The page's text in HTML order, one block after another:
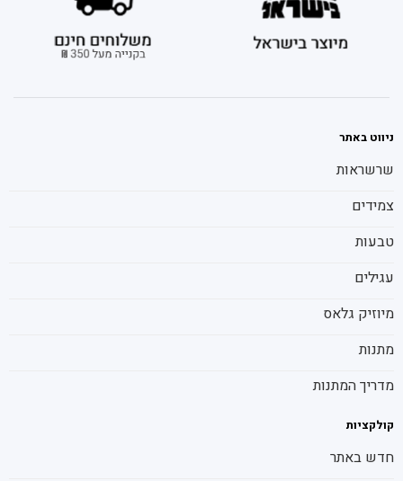
ניווט באתר
שרשראות
צמידים
טבעות
עגילים
מיוזיק גלאס
מתנות
מדריך המתנות
קולקציות
חדש באתר